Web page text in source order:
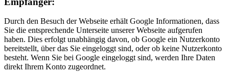
Durch den Besuch der Webseite erhält Google Informationen, dass
Sie die entsprechende Unterseite unserer Webseite aufgerufen
haben. Dies erfolgt unabhängig davon, ob Google ein Nutzerkonto
bereitstellt, über das Sie eingeloggt sind, oder ob keine Nutzerkonto
besteht. Wenn Sie bei Google eingeloggt sind, werden Ihre Daten
direkt Ihrem Konto zugeordnet.